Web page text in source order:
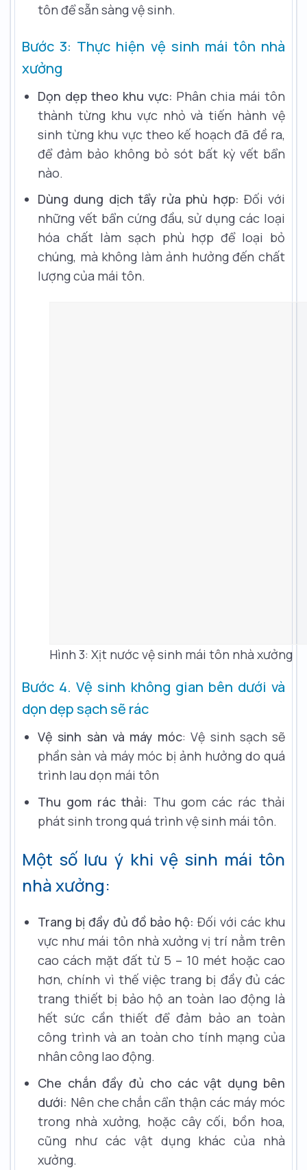
tôn để sẵn sàng vệ sinh.
Bước 3: Thực hiện vệ sinh mái tôn nhà
xưởng
Dọn dẹp theo khu vực: Phân chia mái tôn
thành từng khu vực nhỏ và tiến hành vệ
sinh từng khu vực theo kế hoạch đã đề ra,
để đảm bảo không bỏ sót bất kỳ vết bẩn
nào.
Dùng dung dịch tẩy rửa phù hợp: Đối với
những vết bẩn cứng đầu, sử dụng các loại
hóa chất làm sạch phù hợp để loại bỏ
chúng, mà không làm ảnh hưởng đến chất
lượng của mái tôn.
Hình 3: Xịt nước vệ sinh mái tôn nhà xưởng
Bước 4. Vệ sinh không gian bên dưới và
dọn dẹp sạch sẽ rác
Vệ sinh sàn và máy móc: Vệ sinh sạch sẽ
phần sàn và máy móc bị ảnh hưởng do quá
trình lau dọn mái tôn
Thu gom rác thải: Thu gom các rác thải
phát sinh trong quá trình vệ sinh mái tôn.
Một số lưu ý khi vệ sinh mái tôn
nhà xưởng:
Trang bị đầy đủ đồ bảo hộ: Đối với các khu
vực như mái tôn nhà xưởng vị trí nằm trên
cao cách mặt đất từ 5 – 10 mét hoặc cao
hơn, chính vì thế việc trang bị đầy đủ các
trang thiết bị bảo hộ an toàn lao động là
hết sức cần thiết để đảm bảo an toàn
công trình và an toàn cho tính mạng của
nhân công lao động.
Che chắn đầy đủ cho các vật dụng bên
dưới: Nên che chắn cẩn thận các máy móc
trong nhà xưởng, hoặc cây cối, bồn hoa,
cũng như các vật dụng khác của nhà
xưởng.